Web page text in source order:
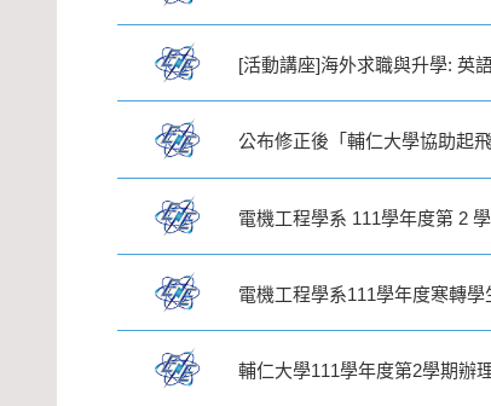
[活動講座]海外求職與升學: 英
公布修正後「輔仁大學協助起
電機工程學系 111學年度第 2
電機工程學系111學年度寒轉
輔仁大學111學年度第2學期辦